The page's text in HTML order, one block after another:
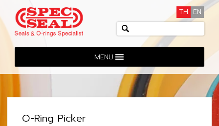
MENU
TH EN
O-Ring Picker